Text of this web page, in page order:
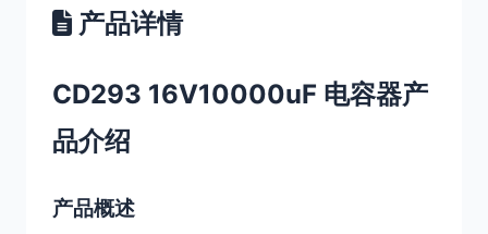
产品详情
CD293 16V10000uF 电容器产
品介绍
产品概述